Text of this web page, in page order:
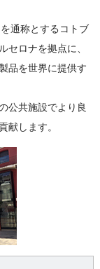
通称とするコトブ
セロナを拠点に、
品を世界に提供す
公共施設でより良
献します。